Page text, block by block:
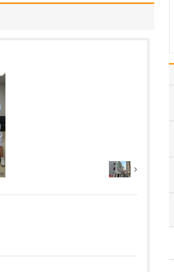
子どもにとって歯科医院